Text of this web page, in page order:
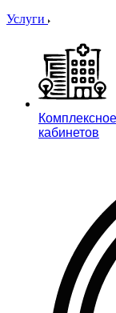
Услуги
кабинетов